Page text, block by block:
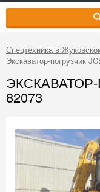
Спецтехника в
Экскаватор-погрузчик
ЭКСКАВАТОР-
82073